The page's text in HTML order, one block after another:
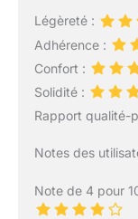
Légèreté :
Adhérence :
Confort :
Solidité :
Rapport qualité-
Notes des
Note de 4 pour